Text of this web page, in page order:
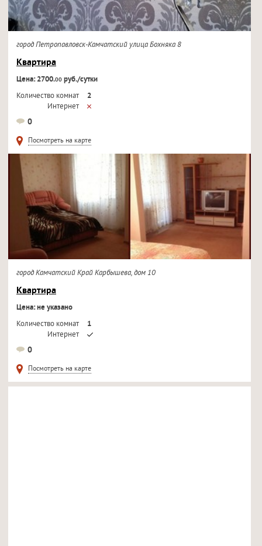
город Петропавловск-Камчатский улица Бохняка 8
Квартира
Цена: 2700.00руб./сутки
Количество комнат
2
Интернет
0
Посмотреть на карте
город Камчатский Край Карбышева, дом 10
Квартира
Цена: не указано
Количество комнат
1
Интернет
0
Посмотреть на карте